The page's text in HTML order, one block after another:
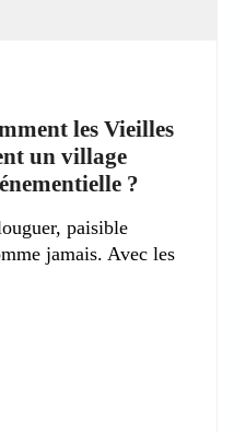
les Vieilles
un village
?
paisible
jamais. Avec les